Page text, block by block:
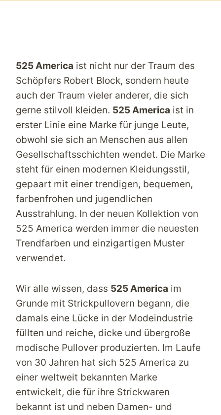
525 America ist nicht nur der Traum des
Schöpfers Robert Block, sondern heute
auch der Traum vieler anderer, die sich
gerne stilvoll kleiden. 525 America ist in
erster Linie eine Marke für junge Leute,
obwohl sie sich an Menschen aus allen
Gesellschaftsschichten wendet. Die Marke
steht für einen modernen Kleidungsstil,
gepaart mit einer trendigen, bequemen,
farbenfrohen und jugendlichen
Ausstrahlung. In der neuen Kollektion von
525 America werden immer die neuesten
Trendfarben und einzigartigen Muster
verwendet.
Wir alle wissen, dass 525 America im
Grunde mit Strickpullovern begann, die
damals eine Lücke in der Modeindustrie
füllten und reiche, dicke und übergroße
modische Pullover produzierten. Im Laufe
von 30 Jahren hat sich 525 America zu
einer weltweit bekannten Marke
entwickelt, die für ihre Strickwaren
bekannt ist und neben Damen- und